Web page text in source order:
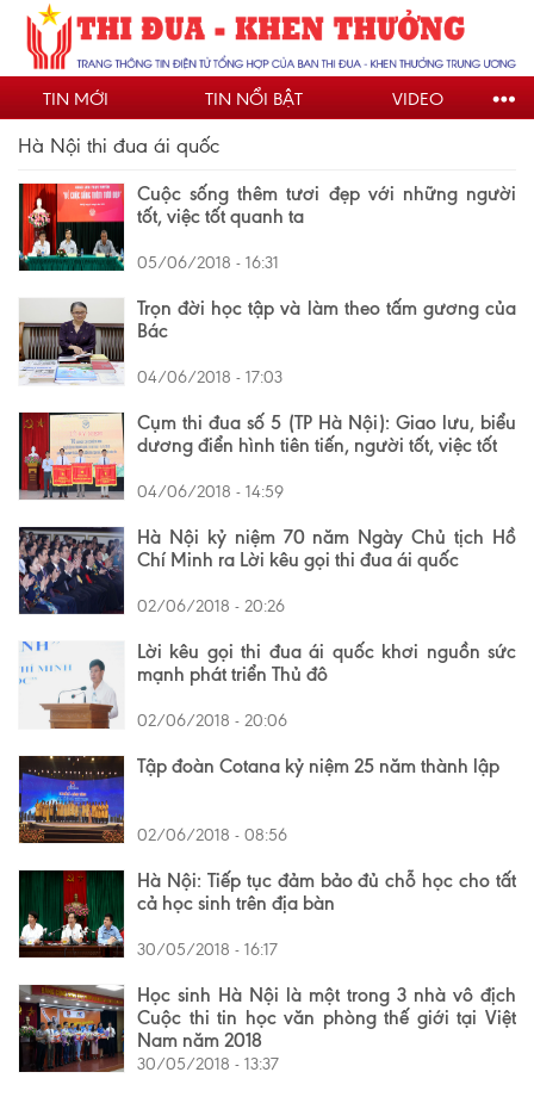
Nhảy
đến
nội
dungTIN MỚI TIN NỔI BẬT VIDEO
Hà Nội thi đua ái quốc
Cuộc sống thêm tươi đẹp với những người
tốt, việc tốt quanh ta
05/06/2018 - 16:31
Trọn đời học tập và làm theo tấm gương của
Bác
04/06/2018 - 17:03
Cụm thi đua số 5 (TP Hà Nội): Giao lưu, biểu
dương điển hình tiên tiến, người tốt, việc tốt
04/06/2018 - 14:59
Hà Nội kỷ niệm 70 năm Ngày Chủ tịch Hồ
Chí Minh ra Lời kêu gọi thi đua ái quốc
02/06/2018 - 20:26
Lời kêu gọi thi đua ái quốc khơi nguồn sức
mạnh phát triển Thủ đô
02/06/2018 - 20:06
Tập đoàn Cotana kỷ niệm 25 năm thành lập
02/06/2018 - 08:56
Hà Nội: Tiếp tục đảm bảo đủ chỗ học cho tất
cả học sinh trên địa bàn
30/05/2018 - 16:17
Học sinh Hà Nội là một trong 3 nhà vô địch
Cuộc thi tin học văn phòng thế giới tại Việt
Nam năm 2018
30/05/2018 - 13:37